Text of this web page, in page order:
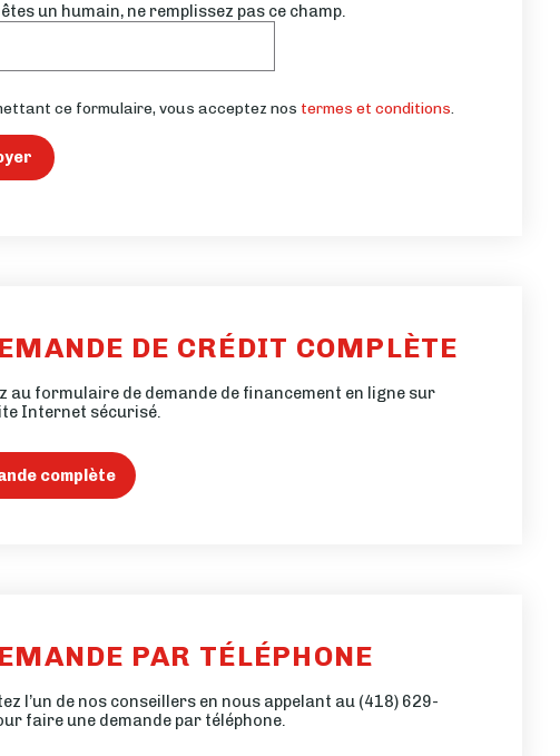
un humain, ne remplissez pas ce champ.
ce formulaire, vous acceptez nos termes et conditions
DE CRÉDIT COMPLÈTE
au formulaire de demande de financement en ligne sur
Internet sécurisé.
complète
PAR TÉLÉPHONE
l’un de nos conseillers en nous appelant au (418) 629-
faire une demande par téléphone.